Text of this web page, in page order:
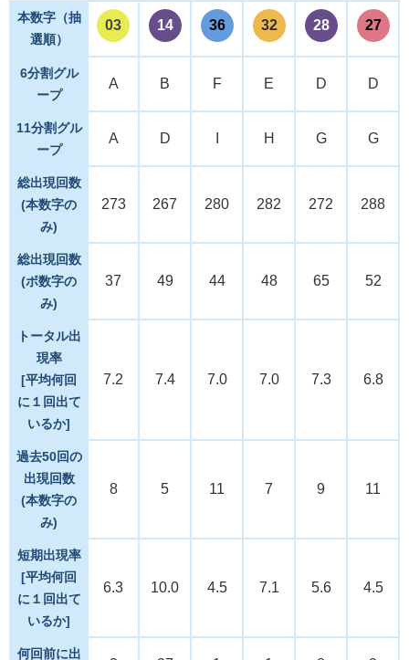
本数字（抽
選順）
03 14 36 32 28 27
6分割グル
ープ
A B F E D D
11分割グル
ープ
A D H G G
総出現回数
(本数字の
み)
273 267 280 282 272 288
総出現回数
(ボ数字の
み)
37 49 44 48 65 52
トータル出
現率
[平均何回
に１回出て
いるか]
7.2 7.4 7.0 7.0 7.3 6.8
過去50回の
出現回数
(本数字の
み)
8 5 11 7 9 11
短期出現率
[平均何回
に１回出て
いるか]
6.3 10.0 4.5 7.1 5.6 4.5
何回前に出